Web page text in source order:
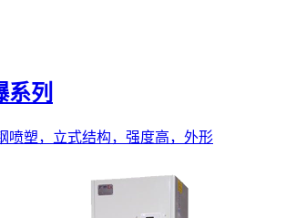
系列
喷塑，立式结构，强度高，外形